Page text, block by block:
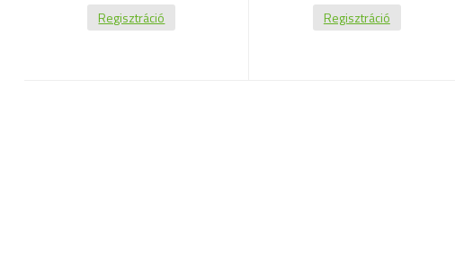
Regisztráció Regisztráció